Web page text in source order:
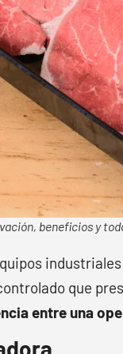
beneficios y
que
entre una